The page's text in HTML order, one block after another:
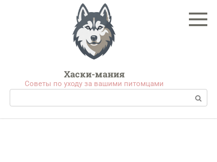
Хаски-мания
Советы по уходу за вашими питомцами
Поиск: